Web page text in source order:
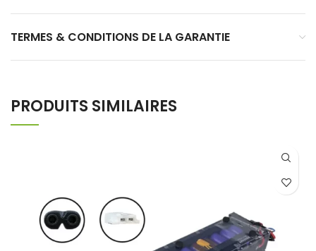
TERMES & CONDITIONS DE LA GARANTIE
PRODUITS SIMILAIRES